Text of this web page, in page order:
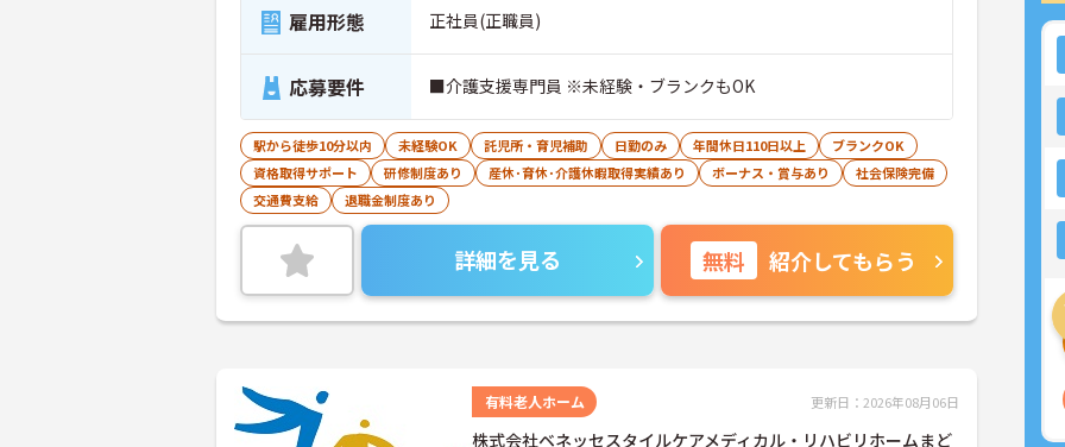
雇用形態 正社員(正職員)
応募要件 ■介護支援専門員 ※未経験・ブランクもOK
駅から徒歩10分以内 未経験OK 託児所・育児補助 日勤のみ 年間休日110日以上
ブランクOK
資格取得サポート
研修制度あり 産休･育休･介護休暇取得実績あり ボーナス・賞与あり
社会保険完備
交通費支給
退職金制度あり
詳細を見る 無料 紹介してもらう
有料老人ホーム 更新日：2026年08月06日
株式会社ベネッセスタイルケアメディカル・リハビリホームまど